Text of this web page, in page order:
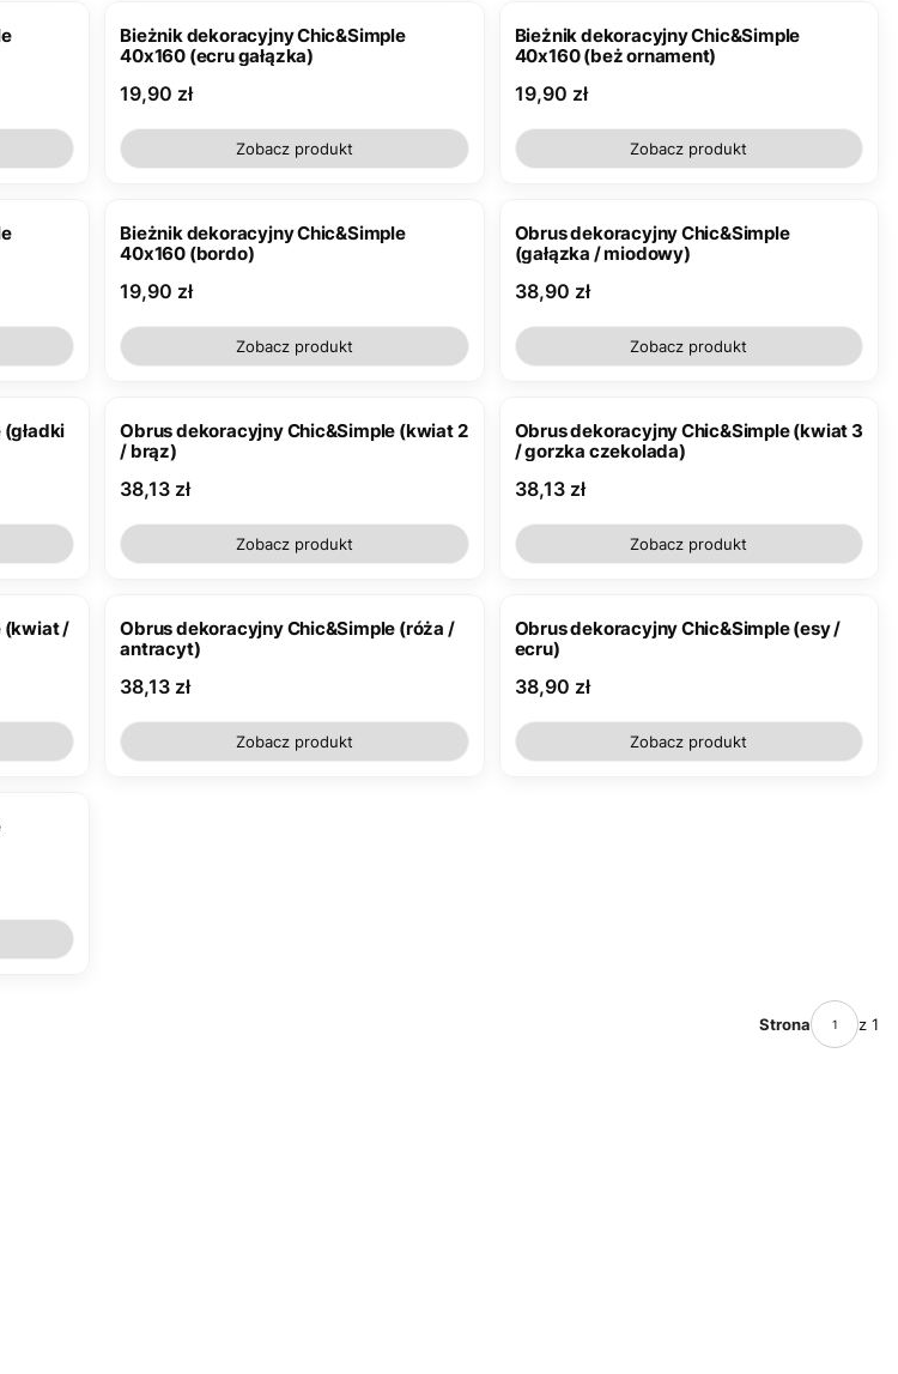
Bieżnik dekoracyjny Chic&Simple
40x160 (ecru gałązka)
Cena
19,90 zł
Zobacz produkt
Bieżnik dekoracyjny Chic&Simple
40x160 (beż ornament)
Cena
19,90 zł
Zobacz produkt
Bieżnik dekoracyjny Chic&Simple
40x160 (bordo)
Cena
19,90 zł
Zobacz produkt
Obrus dekoracyjny Chic&Simple
(gałązka / miodowy)
Cena
38,90 zł
Zobacz produkt
Obrus dekoracyjny Chic&Simple (kwiat 2
/ brąz)
Cena
38,13 zł
Zobacz produkt
Obrus dekoracyjny Chic&Simple (kwiat 3
/ gorzka czekolada)
Cena
38,13 zł
Zobacz produkt
(kwiat /
Obrus dekoracyjny Chic&Simple (róża /
antracyt)
Cena
38,13 zł
Zobacz produkt
Obrus dekoracyjny Chic&Simple (esy /
ecru)
Cena
38,90 zł
Zobacz produkt
Strona z 1